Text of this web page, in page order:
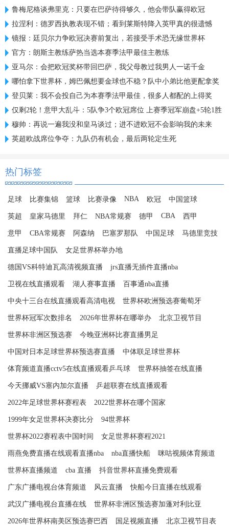
鲁梅尼格谈弗里克：只要在巴萨待得够久，他会带队赢得欧冠
拉涅利：德罗西执教表现不错；看到莱斯特降入英甲真的很遗憾
镜报：廷贝尔力争欧冠决赛前复出，若接受手术恐无缘世界杯
官方：朗斯主教练萨热当选本赛季法甲最佳主教练
亚马尔：会把欧冠奖杯带回巴萨，我父母教过我男人一诺千金
哪怕拿下世界杯，姆巴佩想要金球也不稳？队中小弟比他更配拿奖
登贝莱：我不会投自己为本赛季法甲最佳，很多人都配的上得奖
仅剩2轮！意甲大乱斗：5队争3个欧冠席位 上赛季冠军崩盘+5轮1胜
穆帅：再说一遍我没和皇马谈过；进不进欧冠不会影响我的未来
英超欧战席位争夺：九队仍有机会，最后两轮定生死
热门标签
足球 比赛集锦 篮球 比赛录像 NBA 欧冠 中国篮球
英超 皇家马德里 拜仁 NBA常规赛 德甲 CBA 西甲
意甲 CBA常规赛 阿森纳 巴塞罗那队 中国足球 马德里竞技
直播足球中国队 女足世界杯举办地
德国VS科特迪瓦高清视频直播 jrs直播无插件直播nba
卫视在线直播观看 湖人赛事直播 百事通nba直播
中央十三台在线直播观看高清电视 世界杯欧洲预选赛葡萄牙
世界杯冠军次数排名 2026年世界杯在哪举办 北京卫视节目
世界杯非洲区预选赛 今晚亚洲杯比赛直播男足
中国对日本足球世界杯预选赛直播 中体联足球世界杯
体育频道直播cctv5在线直播观看乒乓球 世界杯抽签在线直播
今天挪威VS塞内加尔直播 乒超联赛在线直播观看
2022年足球世界杯赛程表 2022世界杯在哪个国家
1999年女足世界杯决赛比分 94世界杯
世界杯2022赛程表中国时间 女足世界杯赛程2021
雨燕免费直播在线观看直播nba nba直播快船 咪咕视频体育频道
世界杯直播频道 cba 直播 抖音世界杯直播免费观看
广东广播电视台体育频道 风云直播 快船今日直播在线观看
武汉广播电视台直播在线 世界杯非洲区预选赛加蓬对利比亚
2026年世界杯南美区预选赛巴西 国足视频直播 北京卫视节目表